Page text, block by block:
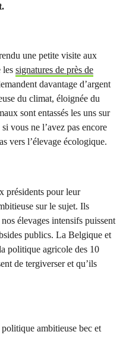
une petite visite aux
les signatures de près de
davantage d’argent
du climat, éloignée du
sont entassés les uns sur
vous ne l’avez pas encore
vers l’élevage écologique.
présidents pour leur
sur le sujet. Ils
élevages intensifs puissent
publics. La Belgique et
politique agricole des 10
de tergiverser et qu’ils
ambitieuse bec et